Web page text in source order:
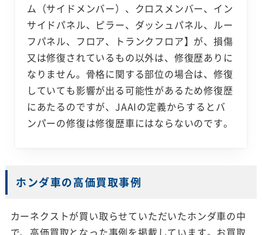
ム（サイドメンバー）、クロスメンバー、イン
サイドパネル、ピラー、ダッシュパネル、ルー
フパネル、フロア、トランクフロア】が、損傷
又は修復されているもの以外は、修復歴ありに
なりません。骨格に関する部位の場合は、修復
していても影響が出る可能性があるため修復歴
にあたるのですが、JAAIの定義からするとバ
ンパーの修復は修復歴車にはならないのです。
ホンダ車の高価買取事例
カーネクストが買い取らせていただいたホンダ車の中